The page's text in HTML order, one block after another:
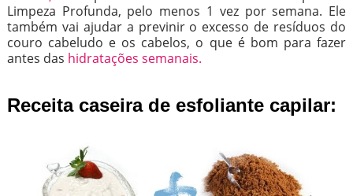
Limpeza Profunda, pelo menos 1 vez por semana. Ele
também vai ajudar a previnir o excesso de resíduos do
couro cabeludo e os cabelos, o que é bom para fazer
antes das hidratações semanais.
Receita caseira de esfoliante capilar: